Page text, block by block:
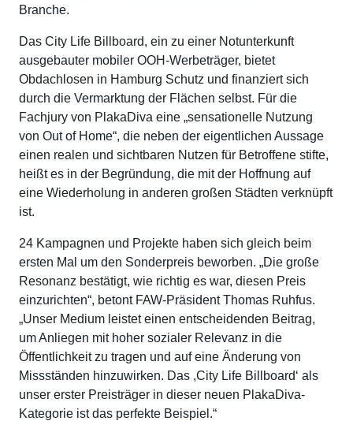
Branche.
Das City Life Billboard, ein zu einer Notunterkunft
ausgebauter mobiler OOH-Werbeträger, bietet
Obdachlosen in Hamburg Schutz und finanziert sich
durch die Vermarktung der Flächen selbst. Für die
Fachjury von PlakaDiva eine „sensationelle Nutzung
von Out of Home“, die neben der eigentlichen Aussage
einen realen und sichtbaren Nutzen für Betroffene stifte,
heißt es in der Begründung, die mit der Hoffnung auf
eine Wiederholung in anderen großen Städten verknüpft
ist.
24 Kampagnen und Projekte haben sich gleich beim
ersten Mal um den Sonderpreis beworben. „Die große
Resonanz bestätigt, wie richtig es war, diesen Preis
einzurichten“, betont FAW-Präsident Thomas Ruhfus.
„Unser Medium leistet einen entscheidenden Beitrag,
um Anliegen mit hoher sozialer Relevanz in die
Öffentlichkeit zu tragen und auf eine Änderung von
Missständen hinzuwirken. Das ,City Life Billboard‘ als
unser erster Preisträger in dieser neuen PlakaDiva-
Kategorie ist das perfekte Beispiel.“